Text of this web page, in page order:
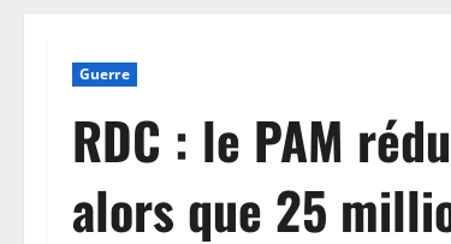
Guerre
RDC : le PAM
alors que 25